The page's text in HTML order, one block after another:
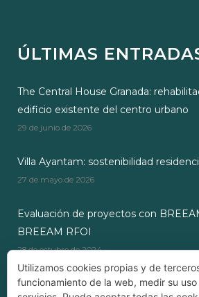
ÚLTIMAS
The Central House Granada:
edificio existente del centro urbano
29 de junio de 2026
Villa Ayantam: sostenibilidad
27 de mayo de 2026
Evaluación de proyectos con
BREEAM RFOI
28 de octubre de 2024
Utilizamos cookies propias y de
funcionamiento de la web, medir su